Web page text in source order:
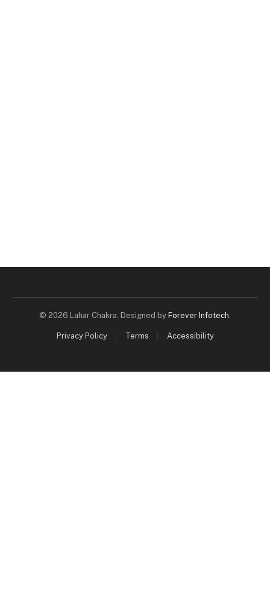
© 2026 Lahar Chakra. Designed by Forever Infotech.
Privacy Policy Terms Accessibility